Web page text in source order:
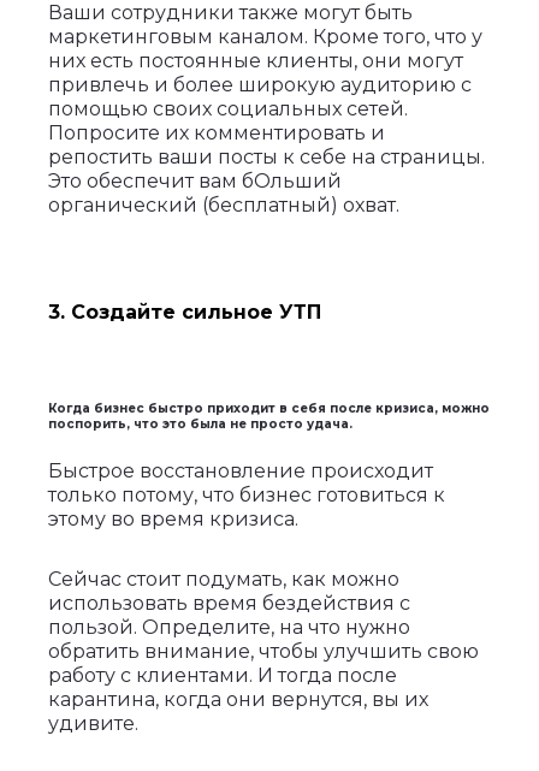
Ваши сотрудники также могут быть
маркетинговым каналом. Кроме того, что у
них есть постоянные клиенты, они могут
привлечь и более широкую аудиторию с
помощью своих социальных сетей.
Попросите их комментировать и
репостить ваши посты к себе на страницы.
Это обеспечит вам бОльший
органический (бесплатный) охват.
3. Создайте сильное УТП
Когда бизнес быстро приходит в себя после кризиса, можно
поспорить, что это была не просто удача.
Быстрое восстановление происходит
только потому, что бизнес готовиться к
этому во время кризиса.
Сейчас стоит подумать, как можно
использовать время бездействия с
пользой. Определите, на что нужно
обратить внимание, чтобы улучшить свою
работу с клиентами. И тогда после
карантина, когда они вернутся, вы их
удивите.